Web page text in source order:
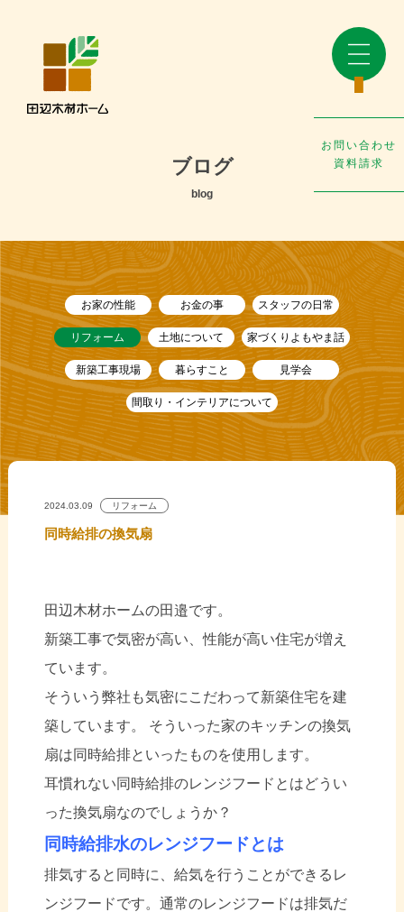
お問い合わせ
資料請求
ブログ
blog
お家の性能 お金の事 スタッフの日常
リフォーム 土地について 家づくりよもやま話
新築工事現場 暮らすこと 見学会
間取り・インテリアについて
2024.03.09 リフォーム
同時給排の換気扇
田辺木材ホームの田邉です。
新築工事で気密が高い、性能が高い住宅が増え
ています。
そういう弊社も気密にこだわって新築住宅を建
築しています。 そういった家のキッチンの換気
扇は同時給排といったものを使用します。
耳慣れない同時給排のレンジフードとはどうい
った換気扇なのでしょうか？
同時給排水のレンジフードとは
排気すると同時に、給気を行うことができるレ
ンジフードです。通常のレンジフードは排気だ